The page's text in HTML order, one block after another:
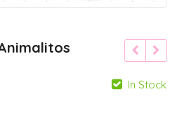
In Stock